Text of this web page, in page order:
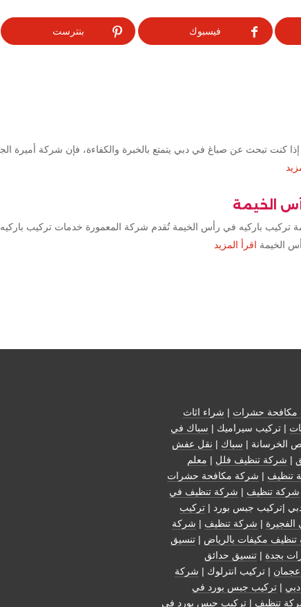
فيسبوك بنترست
كنت تبحث عن صباغ في دبي يتمتع بالخبرة والكفاءة، فإن شركة أميرة
الخيمة
تركيب باركيه في رأس الخيمة تُقدم شركة المعمورة خدمات تركيب
الخيمة اقرأ المزيد
مكافحة حشرات | شراء اثاث
| تركيب سيراميك | سباك في
الخرسانة | سباك | نقل عفش
| شركة تنظيف فلل | معلم
تنظيف | شركة مكافحة حشرات
شركة تنظيف | شركة تنظيف في
|تركيب جبس بورد |تركيب
| شركة تنظيف | شركة
مكيفات بالرياض |تنسيق
بجدة |تنسيق حدائق
| تركيب انترلوك | شركة
|تركيب جبس بورد في
تنظيف |تركيب جبس بورد في